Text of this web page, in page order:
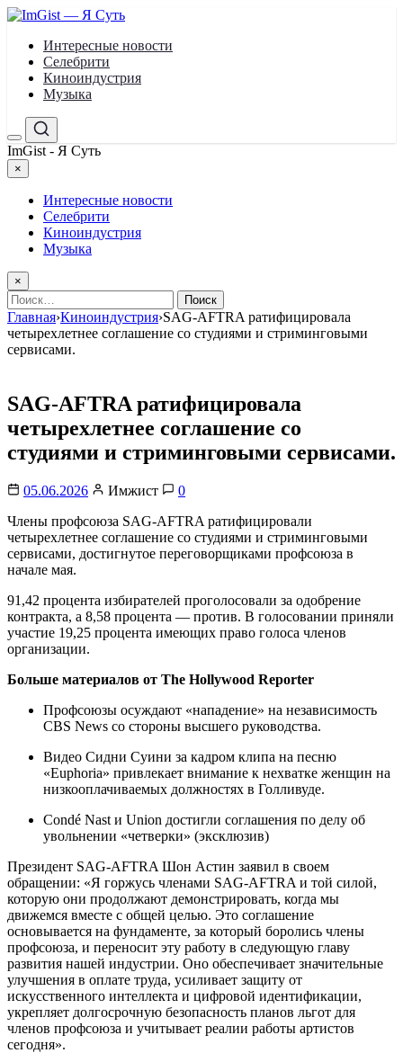
Перейти
содержимому
Интересные новости
Селебрити
Киноиндустрия
Музыка
МенюПоиск
ImGist - Я Суть
×
Закрыть
менюИнтересные новости
Селебрити
Киноиндустрия
Музыка
×
Найти:
Главная›Киноиндустрия›SAG-AFTRA ратифицировала
четырехлетнее соглашение со студиями и стриминговыми
сервисами.
SAG-AFTRA ратифицировала
четырехлетнее соглашение со
студиями и стриминговыми сервисами.
05.06.2026 Имжист
0
Члены профсоюза SAG-AFTRA ратифицировали
четырехлетнее соглашение со студиями и стриминговыми
сервисами, достигнутое переговорщиками профсоюза в
начале мая.
91,42 процента избирателей проголосовали за одобрение
контракта, а 8,58 процента — против. В голосовании приняли
участие 19,25 процента имеющих право голоса членов
организации.
Больше материалов от The Hollywood Reporter
Профсоюзы осуждают «нападение» на независимость
CBS News со стороны высшего руководства.
Видео Сидни Суини за кадром клипа на песню
«Euphoria» привлекает внимание к нехватке женщин на
низкооплачиваемых должностях в Голливуде.
Condé Nast и Union достигли соглашения по делу об
увольнении «четверки» (эксклюзив)
Президент SAG-AFTRA Шон Астин заявил в своем
обращении: «Я горжусь членами SAG-AFTRA и той силой,
которую они продолжают демонстрировать, когда мы
движемся вместе с общей целью. Это соглашение
основывается на фундаменте, за который боролись члены
профсоюза, и переносит эту работу в следующую главу
развития нашей индустрии. Оно обеспечивает значительные
улучшения в оплате труда, усиливает защиту от
искусственного интеллекта и цифровой идентификации,
укрепляет долгосрочную безопасность планов льгот для
членов профсоюза и учитывает реалии работы артистов
сегодня».